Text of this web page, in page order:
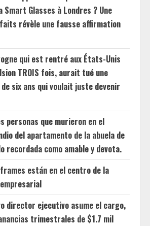
Glasses à Londres ? Une
révèle une fausse affirmation
qui est rentré aux États-Unis
TROIS fois, aurait tué une
six ans qui voulait juste devenir
personas que murieron en el
del apartamento de la abuela de
recordada como amable y devota.
están en el centro de la
director ejecutivo asume el cargo,
trimestrales de $1.7 mil